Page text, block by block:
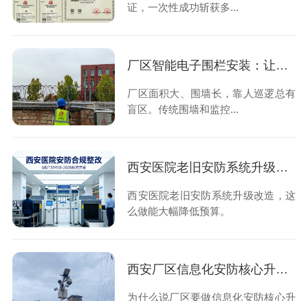
证，一次性成功斩获多...
厂区智能电子围栏安装：让入侵止于触碰的第一时间
厂区面积大、围墙长，靠人巡逻总有
盲区。传统围墙和监控...
西安医院老旧安防系统升级改造，这么做能大幅降低预算
西安医院老旧安防系统升级改造，这
么做能大幅降低预算。
西安厂区信息化安防核心升级优势，想知道的看过来！
为什么说厂区要做信息化安防核心升